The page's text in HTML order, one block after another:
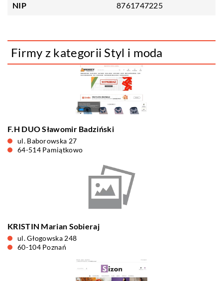
NIP 8761747225
Firmy z kategorii Styl i moda
F.H DUO Sławomir Badziński
ul. Baborowska 27
64-514 Pamiątkowo
KRISTIN Marian Sobieraj
ul. Głogowska 248
60-104 Poznań